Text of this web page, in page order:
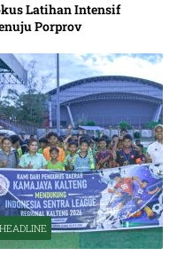
Latihan Intensif
Porprov
HEADLINE